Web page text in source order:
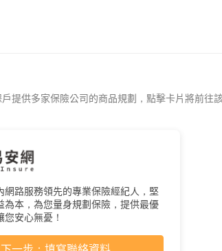
提供多家保險公司的商品規劃，點擊卡片將前往
網路服務領先的專業保險經紀人，堅
為本，為您量身規劃保險，提供最優
您安心無憂！